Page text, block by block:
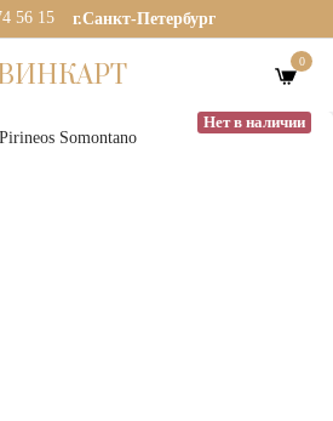
56 15 г.Санкт-Петербург
0
Нет в наличии